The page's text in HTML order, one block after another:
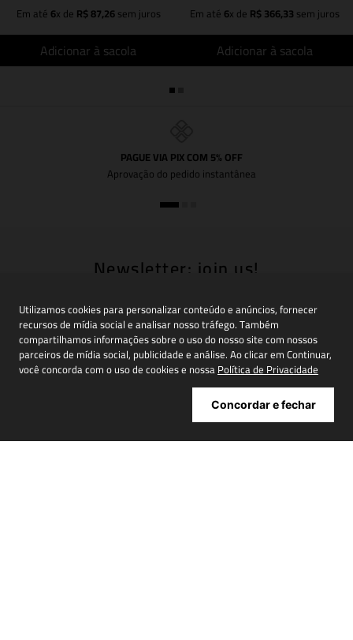
Utilizamos cookies para personalizar conteúdo e anúncios, fornecer
recursos de mídia social e analisar nosso tráfego. Também
compartilhamos informações sobre o uso do nosso site com nossos
parceiros de mídia social, publicidade e análise. Ao clicar em Continuar,
você concorda com o uso de cookies e nossaPolítica de Privacidade
Concordar e fechar
Em até 6x de R$87,26sem juros
Adicionar à sacola
Em até 6x de R$366,33 sem juros
Adicionar à sacola
PAGUE VIA PIX COM 5% OFF
Aprovação do pedido instantânea
Newsletter: join us!
novidades, promoções e muito mais